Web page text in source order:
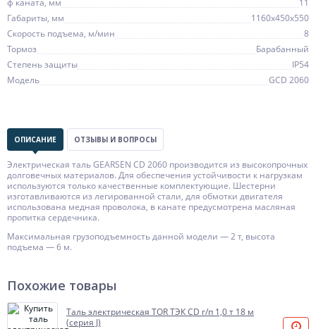
ф каната, мм
11
Габариты, мм
1160x450x550
Скорость подъема, м/мин
8
Тормоз
Барабанный
Степень защиты
IP54
Модель
GCD 2060
ОПИСАНИЕ ОТЗЫВЫ И ВОПРОСЫ
Электрическая таль GEARSEN CD 2060 производится из высокопрочных
долговечных материалов. Для обеспечения устойчивости к нагрузкам
используются только качественные комплектующие. Шестерни
изготавливаются из легированной стали, для обмотки двигателя
использована медная проволока, в канате предусмотрена масляная
пропитка сердечника.
Максимальная грузоподъемность данной модели — 2 т, высота
подъема — 6 м.
Похожие товары
Таль электрическая TOR ТЭК CD г/п 1,0 т 18 м
(серия J)